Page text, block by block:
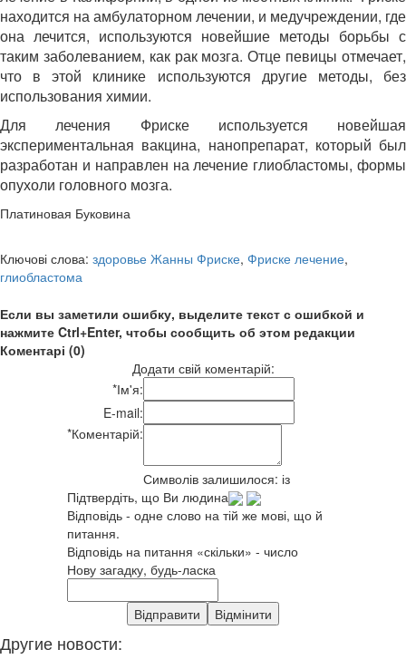
находится на амбулаторном лечении, и медучреждении, где
она лечится, используются новейшие методы борьбы с
таким заболеванием, как рак мозга. Отце певицы отмечает,
что в этой клинике используются другие методы, без
использования химии.
Для лечения Фриске используется новейшая
экспериментальная вакцина, нанопрепарат, который был
разработан и направлен на лечение глиобластомы, формы
опухоли головного мозга.
Платиновая Буковина
Ключові слова: здоровье Жанны Фриске, Фриске лечение,
глиобластома
Если вы заметили ошибку, выделите текст с ошибкой и
нажмите Ctrl+Enter, чтобы сообщить об этом редакции
Коментарі (0)
Додати свій коментарій:
*Ім'я:
E-mail:
*Коментарій:
Символів залишилося: із
Підтвердіть, що Ви людина
Відповідь - одне слово на тій же мові, що й
питання.
Відповідь на питання «скільки» - число
Нову загадку, будь-ласка
Другие новости: